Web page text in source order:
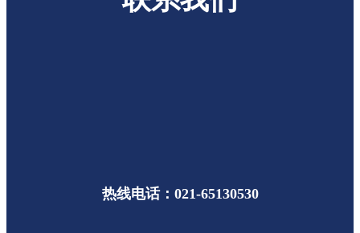
热线电话：021-65130530